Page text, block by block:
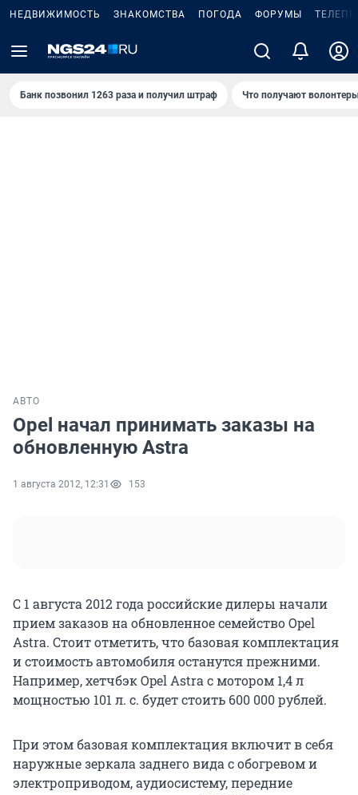
НЕДВИЖИМОСТЬ ЗНАКОМСТВА ПОГОДА ФОРУМЫ
Банк позвонил 1263 раза и получил штраф Что получают
АВТО
Opel начал принимать заказы на
обновленную Astra
1 августа 2012, 12:31 153
С 1 августа 2012 года российские дилеры начали
прием заказов на обновленное семейство Opel
Astra. Стоит отметить, что базовая комплектация
и стоимость автомобиля останутся прежними.
Например, хетчбэк Opel Astra с мотором 1,4 л
мощностью 101 л. с. будет стоить 600 000 рублей.
При этом базовая комплектация включит в себя
наружные зеркала заднего вида с обогревом и
электроприводом, аудиосистему, передние